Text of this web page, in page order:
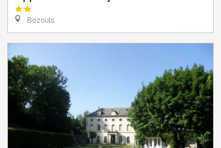
Bozouls